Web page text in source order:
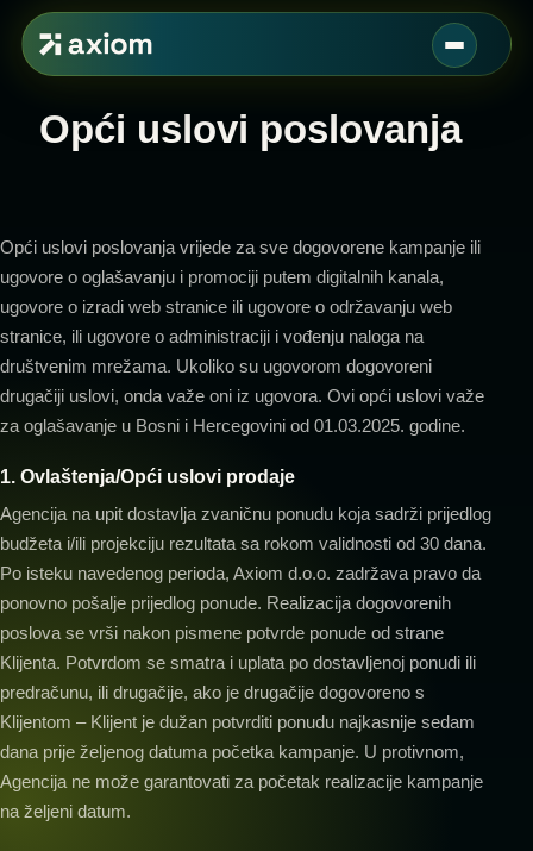
Opći uslovi poslovanja
Opći uslovi poslovanja vrijede za sve dogovorene kampanje ili
ugovore o oglašavanju i promociji putem digitalnih kanala,
ugovore o izradi web stranice ili ugovore o održavanju web
stranice, ili ugovore o administraciji i vođenju naloga na
društvenim mrežama. Ukoliko su ugovorom dogovoreni
drugačiji uslovi, onda važe oni iz ugovora. Ovi opći uslovi važe
za oglašavanje u Bosni i Hercegovini od 01.03.2025. godine.
1. Ovlaštenja/Opći uslovi prodaje
Agencija na upit dostavlja zvaničnu ponudu koja sadrži prijedlog
budžeta i/ili projekciju rezultata sa rokom validnosti od 30 dana.
Po isteku navedenog perioda, Axiom d.o.o. zadržava pravo da
ponovno pošalje prijedlog ponude. Realizacija dogovorenih
poslova se vrši nakon pismene potvrde ponude od strane
Klijenta. Potvrdom se smatra i uplata po dostavljenoj ponudi ili
predračunu, ili drugačije, ako je drugačije dogovoreno s
Klijentom – Klijent je dužan potvrditi ponudu najkasnije sedam
dana prije željenog datuma početka kampanje. U protivnom,
Agencija ne može garantovati za početak realizacije kampanje
na željeni datum.